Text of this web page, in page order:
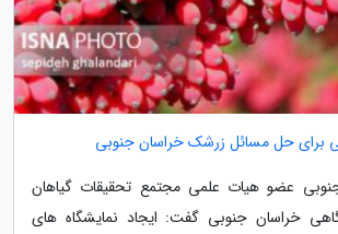
برای حل مسائل زرشک خراسان جنوبی
جنوبی عضو هیات علمی مجتمع تحقیقات گیاهان
خراسان جنوبی گفت: ایجاد نمایشگاه های